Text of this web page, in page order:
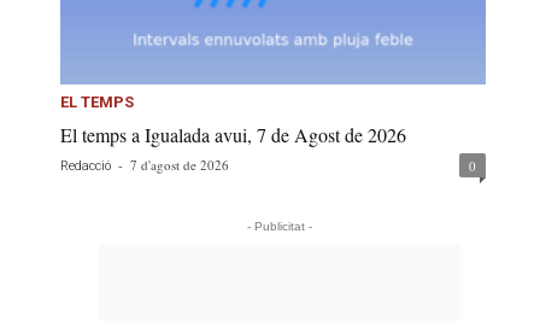
EL TEMPS
El temps a Igualada avui, 7 de Agost de 2026
Redacció - 7 d'agost de 2026 0
- Publicitat -